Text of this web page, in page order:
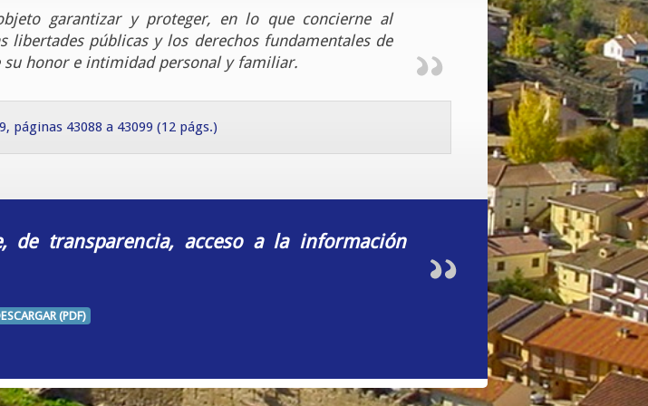
garantizar y proteger, en lo que concierne al
libertades públicas y los derechos fundamentales de
su honor e intimidad personal y familiar.
páginas 43088 a 43099 (12 págs.)
de transparencia, acceso a la información
(PDF)